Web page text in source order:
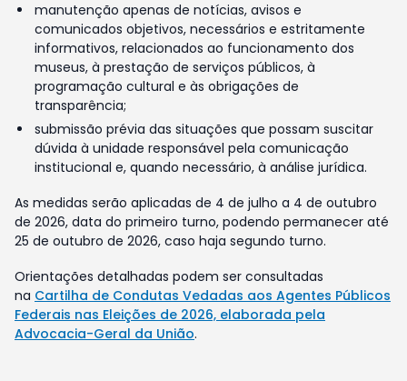
manutenção apenas de notícias, avisos e
comunicados objetivos, necessários e estritamente
informativos, relacionados ao funcionamento dos
museus, à prestação de serviços públicos, à
programação cultural e às obrigações de
transparência;
submissão prévia das situações que possam suscitar
dúvida à unidade responsável pela comunicação
institucional e, quando necessário, à análise jurídica.
As medidas serão aplicadas de 4 de julho a 4 de outubro
de 2026, data do primeiro turno, podendo permanecer até
25 de outubro de 2026, caso haja segundo turno.
Orientações detalhadas podem ser consultadas
na Cartilha de Condutas Vedadas aos Agentes Públicos
Federais nas Eleições de 2026, elaborada pela
Advocacia-Geral da União.